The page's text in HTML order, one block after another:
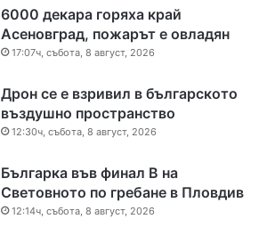
6000 декара горяха край
Асеновград, пожарът е овладян
17:07ч, събота, 8 август, 2026
Дрон се е взривил в българското
въздушно пространство
12:30ч, събота, 8 август, 2026
Българка във финал B на
Световното по гребане в Пловдив
12:14ч, събота, 8 август, 2026